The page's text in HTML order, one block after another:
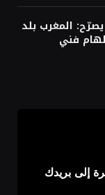
المغرب بلد
فني
إلى بريدك